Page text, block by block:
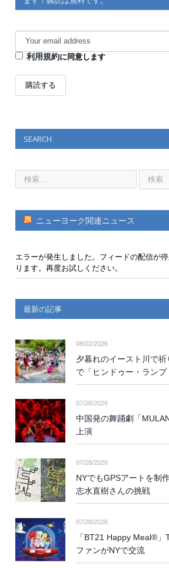
利用規約に同意します
SEARCH
ニューヨーク関連ニュース
エラーが発生しました。フィードの配信が
ります。再度お試しください。
最新の記事
08/02/2026
夕暮れのイースト川で
で「ヒンドゥー・ランプ
07/28/2026
中国発の舞踊劇「
上演
07/28/2026
NYでもGPSアートを制
志水直樹さんの挑戦
07/28/2026
「BT21 Happy Meal®
ファンがNYで交流